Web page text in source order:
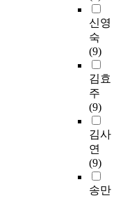
신영
숙
(9)
김효
주
(9)
김사
연
(9)
송만